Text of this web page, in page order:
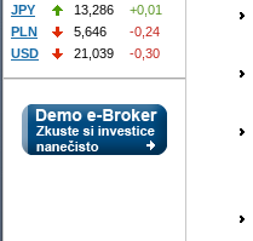
JPY
13,286
+0,01
PLN
5,646
-0,24
USD
21,039 -0,30